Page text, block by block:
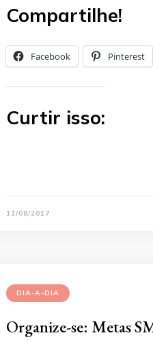
Compartilhe!
Facebook Pinterest
Curtir isso:
11/08/2017
DIA-A-DIA
Organize-se: Metas